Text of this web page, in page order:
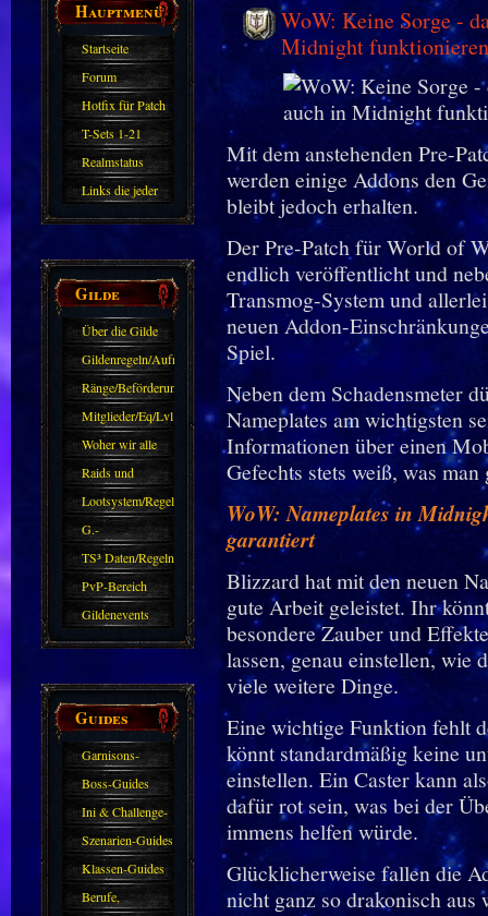
Hauptmenü
Startseite
Forum
Hotfix für Patch
11.X
T-Sets 1-21
Realmstatus
Links die jeder
kennen sollte?!
Gilde
Über die Gilde
(DAW)
Gildenregeln/Aufnahme
Ränge/Beförderungen
Mitglieder/Eq/Lvl
Woher wir alle
kommen.
Raids und
Zubehör
Lootsystem/Regeln
G.-
Sparkasse/Goldleihen
TS³ Daten/Regeln
PvP-Bereich
Gildenevents
Guides
Garnisons-
Guides
Boss-Guides
Ini & Challenge-
Guides
Szenarien-Guides
Klassen-Guides
Berufe,
WoW: Keine Sorge -
Midnight funktionieren
Mit dem anstehenden Pre-
werden einige Addons den
bleibt jedoch erhalten.
Der Pre-Patch für World of
endlich veröffentlicht und
Transmog-System und
neuen Addon-
Spiel.
Neben dem Schadensmeter
Nameplates am wichtigsten
Informationen über einen
Gefechts stets weiß, was
WoW: Nameplates in
garantiert
Blizzard hat mit den neuen
gute Arbeit geleistet. Ihr
besondere Zauber und
lassen, genau einstellen, wie
viele weitere Dinge.
Eine wichtige Funktion fehlt
könnt standardmäßig keine
einstellen. Ein Caster kann
dafür rot sein, was bei der
immens helfen würde.
Glücklicherweise fallen die
nicht ganz so drakonisch